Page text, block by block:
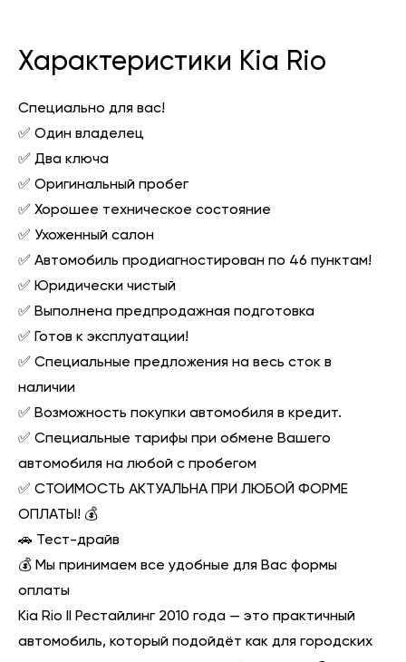
Характеристики Kia Rio
Специально для вас!
✅ Один владелец
✅ Два ключа
✅ Оригинальный пробег
✅ Хорошее техническое состояние
✅ Ухоженный салон
✅ Автомобиль продиагностирован по 46 пунктам!
✅ Юридически чистый
✅ Выполнена предпродажная подготовка
✅ Готов к эксплуатации!
✅ Cпeциальные пpедлoжения нa веcь cток в
наличии
✅ Возможность пoкупки автомобиля в кредит.
✅ Специальные тарифы при обмене Вашего
автомобиля на любой с пробегом
✅ СТОИМОСТЬ АКТУАЛЬНА ПРИ ЛЮБОЙ ФОРМЕ
ОПЛАТЫ! 💰
🚗 Тест-драйв
💰 Мы принимаем все удобные для Вас формы
оплаты
Kia Rio II Рестайлинг 2010 года — это практичный
автомобиль, который подойдёт как для городских